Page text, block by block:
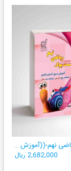
فست بوک ریاضی نهم-((آموزش سریع، آسان و کامل ریاضی پایۀ نهم))
2,682,000 ریال